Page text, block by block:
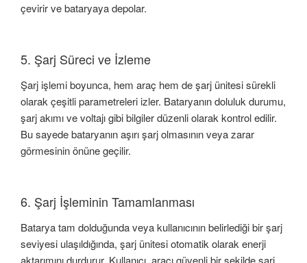
çevirir ve bataryaya depolar.
5. Şarj Süreci ve İzleme
Şarj işlemi boyunca, hem araç hem de şarj ünitesi sürekli
olarak çeşitli parametreleri izler. Bataryanın doluluk durumu,
şarj akımı ve voltajı gibi bilgiler düzenli olarak kontrol edilir.
Bu sayede bataryanın aşırı şarj olmasının veya zarar
görmesinin önüne geçilir.
6. Şarj İşleminin Tamamlanması
Batarya tam dolduğunda veya kullanıcının belirlediği bir şarj
seviyesi ulaşıldığında, şarj ünitesi otomatik olarak enerji
aktarımını durdurur. Kullanıcı, aracı güvenli bir şekilde şarj